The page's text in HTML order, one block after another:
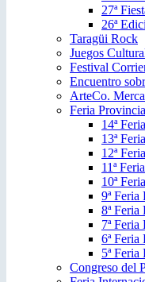
27ª
26ª
Taragüi Rock
Juegos
Festival
Encuentro
ArteCo.
Feria
14ª
13ª
12ª
11ª
10ª
9ª
8ª
7ª
6ª
5ª
Congreso del